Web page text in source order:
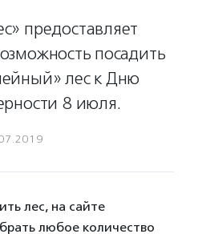
предоставляет
посадить
лес к Дню
8 июля.
лес, на сайте
любое количество